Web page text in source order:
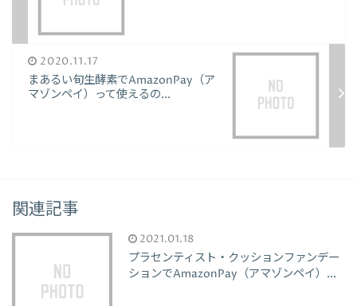
2020.11.17
まあるい旬生酵素でAmazonPay（ア
マゾンペイ）って使えるの...
関連記事
2021.01.18
プラセンティスト・クッションファンデー
ションでAmazonPay（アマゾンペイ）...